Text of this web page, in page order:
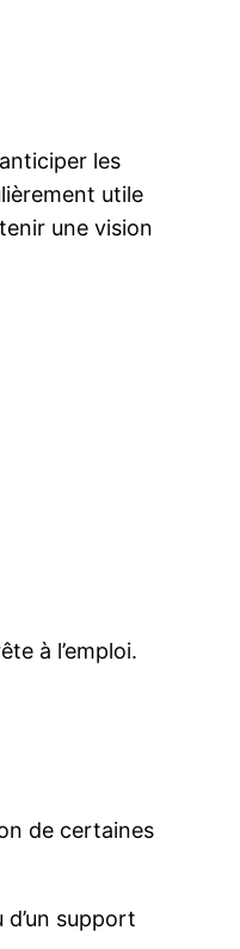
les
utile
une vision
à l’emploi.
de certaines
support